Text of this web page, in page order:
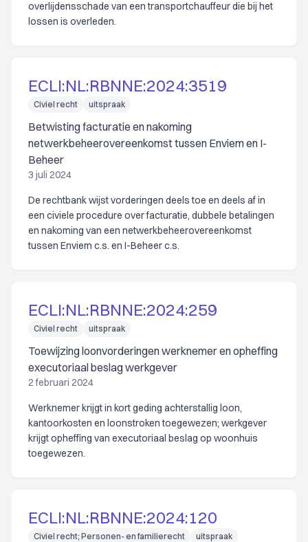
overlijdensschade van een transportchauffeur die bij het
lossen is overleden.
ECLI:NL:RBNNE:2024:3519
Civiel recht uitspraak
Betwisting facturatie en nakoming
netwerkbeheerovereenkomst tussen Enviem en I-
Beheer
3 juli 2024
De rechtbank wijst vorderingen deels toe en deels af in
een civiele procedure over facturatie, dubbele betalingen
en nakoming van een netwerkbeheerovereenkomst
tussen Enviem c.s. en I-Beheer c.s.
ECLI:NL:RBNNE:2024:259
Civiel recht uitspraak
Toewijzing loonvorderingen werknemer en opheffing
executoriaal beslag werkgever
2 februari 2024
Werknemer krijgt in kort geding achterstallig loon,
kantoorkosten en loonstroken toegewezen; werkgever
krijgt opheffing van executoriaal beslag op woonhuis
toegewezen.
ECLI:NL:RBNNE:2024:120
Civiel recht; Personen- en familierecht uitspraak